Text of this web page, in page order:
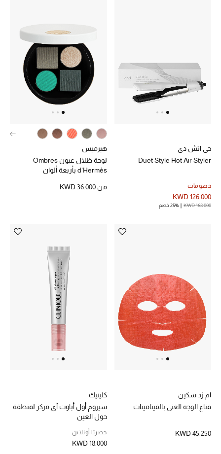
مستلزمات المنزل
عرض جميع المنتجات
ما وصلنا حديثا
أبرز المصممين
غرفة الطعام
الشموع والعطور المنزلية
مستلزمات المنزل
جي اتش دي
Duet Style Hot Air Styler
خصومات
KWD 126.000
KWD 168.000 25% خصم
هيرميس
لوحة ظلال عيون Ombres
d'Hermès بأربعة ألوان
من KWD 36.000
ام زد سكين
قناع الوجه الغني بالفيتامينات
KWD 45.250
كلينيك
سيروم أول أباوت آي مركز لمنطقة
حول العين
حصريًا أونلاين
KWD 18.000